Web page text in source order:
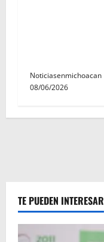
Noticiasenmichoacan
08/06/2026
TE PUEDEN INTERESAR